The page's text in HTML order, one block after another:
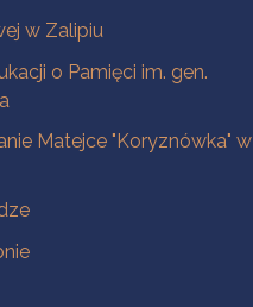
w Zalipiu
o Pamięci im. gen.
Matejce "Koryznówka" w